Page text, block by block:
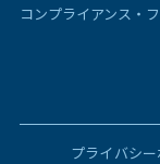
コンプライアンス・
プライバシ